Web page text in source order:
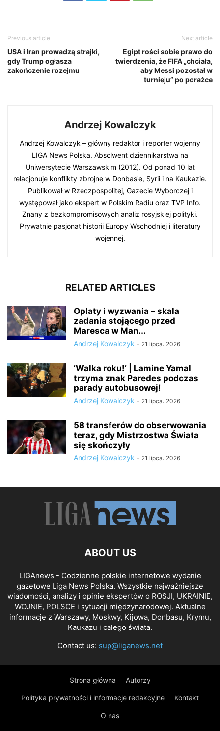
Previous article
USA i Iran prowadzą strajki,
gdy Trump ogłasza
zakończenie rozejmu
Next article
Egipt rości sobie prawo do
twierdzenia, że FIFA „chciała,
aby Messi pozostał w
turnieju” po porażce
Andrzej Kowalczyk
Andrzej Kowalczyk – główny redaktor i reporter wojenny
LIGA News Polska. Absolwent dziennikarstwa na
Uniwersytecie Warszawskim (2012). Od ponad 10 lat
relacjonuje konflikty zbrojne w Donbasie, Syrii i na Kaukazie.
Publikował w Rzeczpospolitej, Gazecie Wyborczej i
występował jako ekspert w Polskim Radiu oraz TVP Info.
Znany z bezkompromisowych analiz rosyjskiej polityki.
Prywatnie pasjonat historii Europy Wschodniej i literatury
wojennej.
RELATED ARTICLES
Oplaty i wyzwania – skala
zadania stojącego przed
Maresca w Man...
Andrzej Kowalczyk - 21 lipca، 2026
’Walka roku!’ | Lamine Yamal
trzyma znak Paredes podczas
parady autobusowej!
Andrzej Kowalczyk - 21 lipca، 2026
58 transferów do obserwowania
teraz, gdy Mistrzostwa Świata
się skończyły
Andrzej Kowalczyk - 21 lipca، 2026
ABOUT US
LIGAnews - Codzienne polskie internetowe wydanie
gazetowe Liga News Polska. Wszystkie najważniejsze
wiadomości, analizy i opinie ekspertów o ROSJI, UKRAINIE,
WOJNIE, POLSCE i sytuacji międzynarodowej. Aktualne
informacje z Warszawy, Moskwy, Kijowa, Donbasu, Krymu,
Kaukazu i całego świata.
Contact us: sup@liganews.net
Strona główna Autorzy
Polityka prywatności i informacje redakcyjne Kontakt
O nas